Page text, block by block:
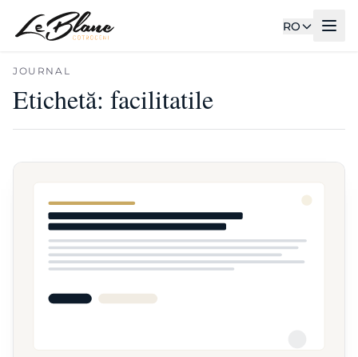
RO
JOURNAL
Etichetă: facilitatile